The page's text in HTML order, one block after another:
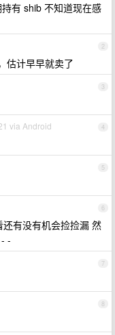
有 shib 不知道现在感
2
估计早早就卖了
3
4
via Android
5
6
还有没有机会捡捡漏 然
-
7
8